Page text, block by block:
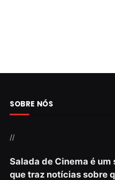
SOBRE NÓS
//
Salada de Cinema é
que traz notícias sobre